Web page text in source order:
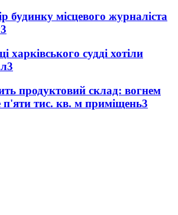
будинку місцевого журналіста
3
харківського судді хотіли
3
продуктовий склад: вогнем
п'яти тис. кв. м приміщень3